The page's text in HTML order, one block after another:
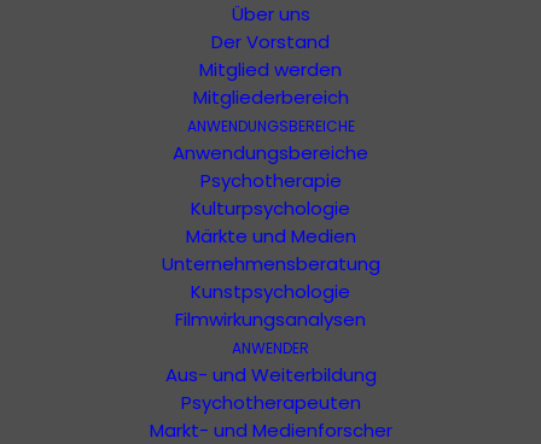
Über uns
Der Vorstand
Mitglied werden
Mitgliederbereich
ANWENDUNGSBEREICHE
Anwendungsbereiche
Psychotherapie
Kulturpsychologie
Märkte und Medien
Unternehmensberatung
Kunstpsychologie
Filmwirkungsanalysen
ANWENDER
Aus- und Weiterbildung
Psychotherapeuten
Markt- und Medienforscher
Eine Veranstaltung der WSG oder von
unterstützten Organisationen
Veranstaltungs-
Kalender
Diese Veranstaltung hat bereits
stattgefunden.